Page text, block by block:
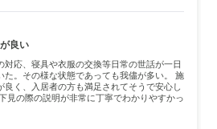
されていたし、スタッフの方が入
よくわかったので悪今印象は、無
について
、少し田舎でのんびり出来る環境
良い
応、寝具や衣服の交換等日常の世話が一日
た。その様な状態であっても我儘が多い。 施
く、入居者の方も満足されてそうで安心し
見の際の説明が非常に丁寧でわかりやすかっ